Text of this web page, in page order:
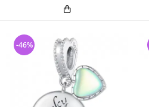
-46%